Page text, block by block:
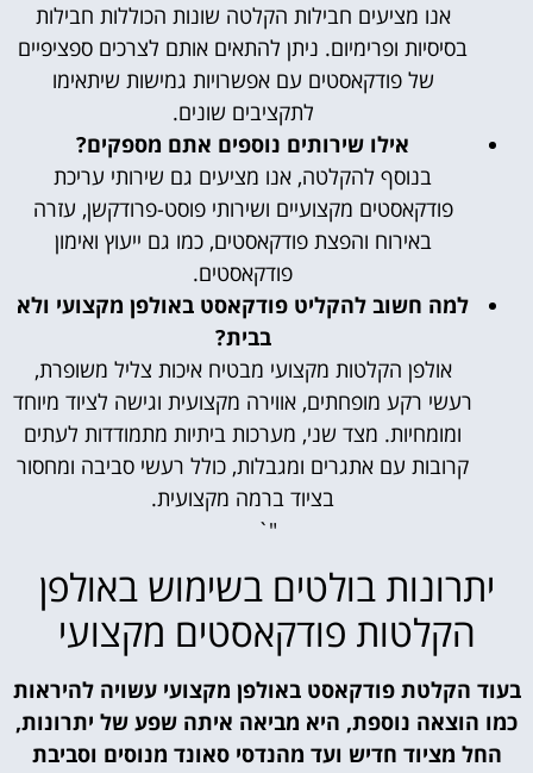
אנו מציעים חבילות הקלטה שונות הכוללות חבילות
בסיסיות ופרימיום. ניתן להתאים אותם לצרכים ספציפיים
של פודקאסטים עם אפשרויות גמישות שיתאימו
לתקציבים שונים.
אילו שירותים נוספים אתם מספקים?
בנוסף להקלטה, אנו מציעים גם שירותי עריכת
פודקאסטים מקצועיים ושירותי פוסט-פרודקשן, עזרה
באירוח והפצת פודקאסטים, כמו גם ייעוץ ואימון
פודקאסטים.
למה חשוב להקליט פודקאסט באולפן מקצועי ולא
בבית?
אולפן הקלטות מקצועי מבטיח איכות צליל משופרת,
רעשי רקע מופחתים, אווירה מקצועית וגישה לציוד מיוחד
ומומחיות. מצד שני, מערכות ביתיות מתמודדות לעתים
קרובות עם אתגרים ומגבלות, כולל רעשי סביבה ומחסור
בציוד ברמה מקצועית.
"`
יתרונות בולטים בשימוש באולפן
הקלטות פודקאסטים מקצועי
בעוד הקלטת פודקאסט באולפן מקצועי עשויה להיראות
כמו הוצאה נוספת, היא מביאה איתה שפע של יתרונות,
החל מציוד חדיש ועד מהנדסי סאונד מנוסים וסביבת